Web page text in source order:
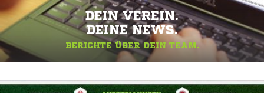
DEIN VEREIN.
DEINE NEWS.
BERICHTE ÜBER DEIN TEAM.